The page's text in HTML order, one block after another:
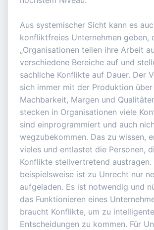
Aus systemischer Sicht kann es
konfliktfreies Unternehmen geben,
„Organisationen teilen ihre Arbeit
verschiedene Bereiche auf und
sachliche Konflikte auf Dauer. Der
sich immer mit der Produktion über
Machbarkeit, Margen und
stecken in Organisationen viele
sind einprogrammiert und auch
wegzubekommen. Das zu wissen,
vieles und entlastet die Personen,
Konflikte stellvertretend austragen.
beispielsweise ist zu Unrecht nur
aufgeladen. Es ist notwendig und
das Funktionieren eines
braucht Konflikte, um zu
Entscheidungen zu kommen. Für